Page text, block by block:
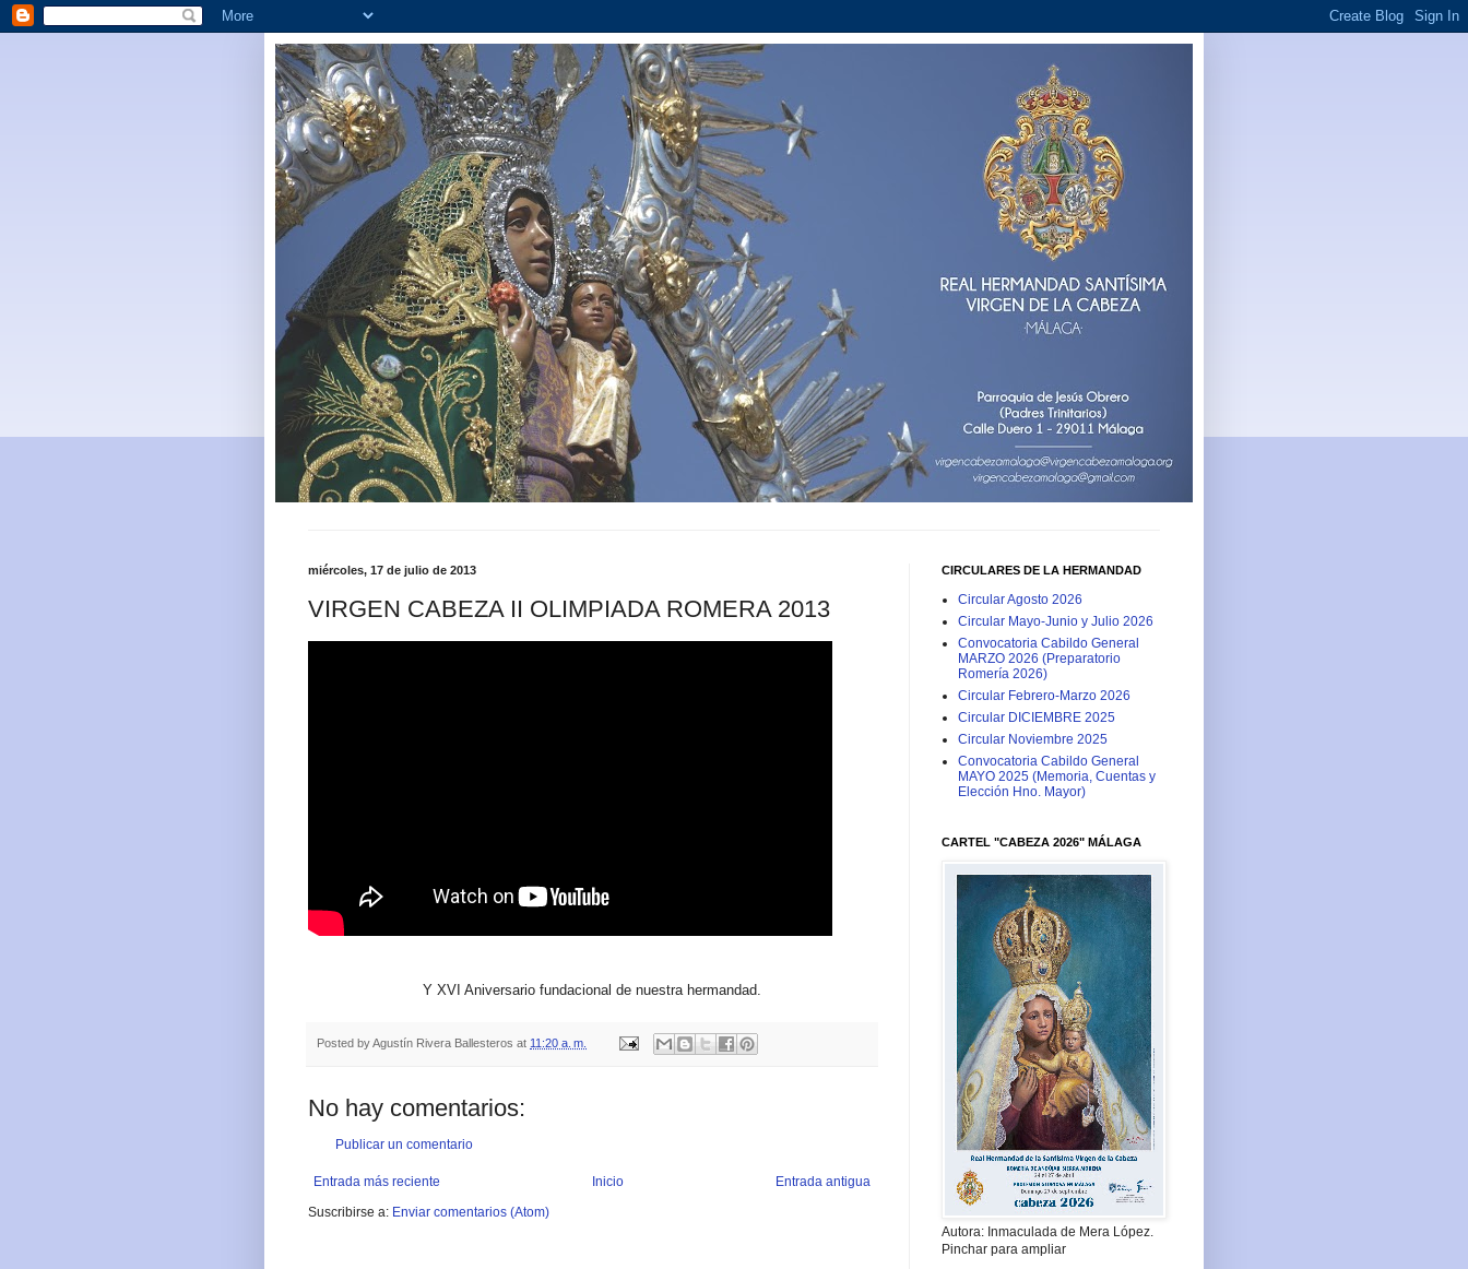
miércoles, 17 de julio de 2013
VIRGEN CABEZA II OLIMPIADA ROMERA 2013
Y XVI Aniversario fundacional de nuestra hermandad.
Posted byAgustín Rivera Ballesteros at 11:20 a. m.
No hay comentarios:
Publicar un comentario
Entrada más reciente Entrada antigua
Inicio
Suscribirse a: Enviar comentarios (Atom)
CIRCULARES DE LA HERMANDAD
Circular Agosto 2026
Circular Mayo-Junio y Julio 2026
Convocatoria Cabildo General
MARZO 2026 (Preparatorio
Romería 2026)
Circular Febrero-Marzo 2026
Circular DICIEMBRE 2025
Circular Noviembre 2025
Convocatoria Cabildo General
MAYO 2025 (Memoria, Cuentas y
Elección Hno. Mayor)
CARTEL "CABEZA 2026" MÁLAGA
Autora: Inmaculada de Mera López.
Pinchar para ampliar